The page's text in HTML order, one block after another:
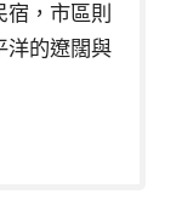
，市區則
洋的遼闊與